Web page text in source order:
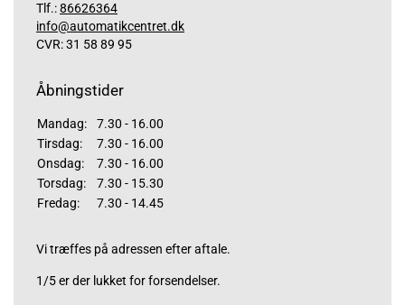
Tlf.:86626364
info@automatikcentret.dk
CVR: 31 58 89 95
Åbningstider
Mandag:
7.30 - 16.00
Tirsdag:
7.30 - 16.00
Onsdag:
7.30 - 16.00
Torsdag:
7.30 - 15.30
Fredag:
7.30 - 14.45
Vi træffes på adressen efter aftale.
1/5 er der lukket for forsendelser.